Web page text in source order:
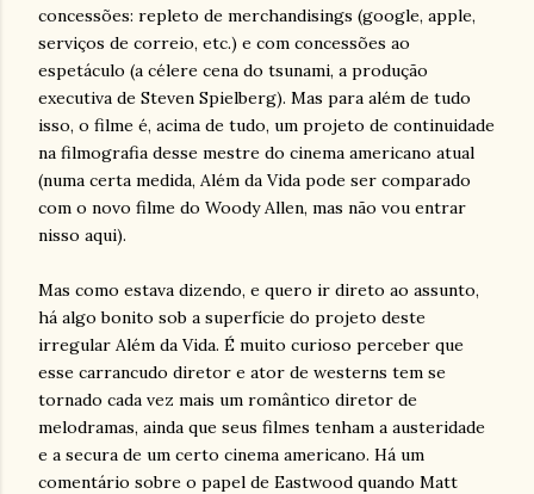
concessões: repleto de merchandisings (google, apple,
serviços de correio, etc.) e com concessões ao
espetáculo (a célere cena do tsunami, a produção
executiva de Steven Spielberg). Mas para além de tudo
isso, o filme é, acima de tudo, um projeto de continuidade
na filmografia desse mestre do cinema americano atual
(numa certa medida, Além da Vida pode ser comparado
com o novo filme do Woody Allen, mas não vou entrar
nisso aqui).
Mas como estava dizendo, e quero ir direto ao assunto,
há algo bonito sob a superfície do projeto deste
irregular Além da Vida. É muito curioso perceber que
esse carrancudo diretor e ator de westerns tem se
tornado cada vez mais um romântico diretor de
melodramas, ainda que seus filmes tenham a austeridade
e a secura de um certo cinema americano. Há um
comentário sobre o papel de Eastwood quando Matt